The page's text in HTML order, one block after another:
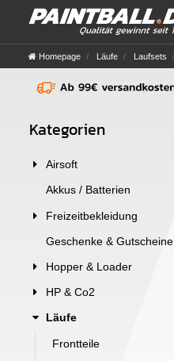
Homepage Läufe Laufsets
Kategorien
Airsoft
Akkus / Batterien
Freizeitbekleidung
Geschenke & Gutscheine
Hopper & Loader
HP & Co2
Läufe
Frontteile